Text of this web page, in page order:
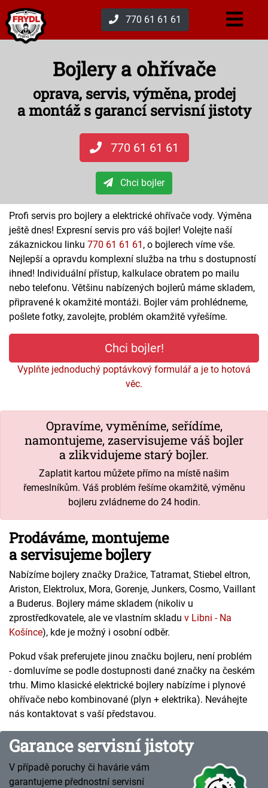
770 61 61 61
Bojlery a ohřívače
oprava, servis, výměna, prodej
a montáž s garancí servisní jistoty
770 61 61 61
Chci bojler
Profi servis pro bojlery a elektrické ohřívače vody. Výměna
ještě dnes! Expresní servis pro váš bojler! Volejte naší
zákaznickou linku 770 61 61 61 , o bojlerech víme vše.
Nejlepší a opravdu komplexní služba na trhu s dostupností
ihned! Individuální přístup, kalkulace obratem po mailu
nebo telefonu. Většinu nabízených bojlerů máme skladem,
připravené k okamžité montáži. Bojler vám prohlédneme,
pošlete fotky, zavolejte, problém okamžitě vyřešíme.
Chci bojler!
Vyplňte jednoduchý poptávkový formulář a je to hotová
věc.
Opravíme, vyměníme, seřídíme,
namontujeme, zaservisujeme váš bojler
a zlikvidujeme starý bojler.
Zaplatit kartou můžete přímo na místě našim
řemeslníkům. Váš problém řešíme okamžitě, výměnu
bojleru zvládneme do 24 hodin.
Prodáváme, montujeme
a servisujeme bojlery
Nabízíme bojlery značky Dražice, Tatramat, Stiebel eltron,
Ariston, Elektrolux, Mora, Gorenje, Junkers, Cosmo, Vaillant
a Buderus. Bojlery máme skladem (nikoliv u
zprostředkovatele, ale ve vlastním skladu v Libni - Na
Košínce), kde je možný i osobní odběr.
Pokud však preferujete jinou značku bojleru, není problém
- domluvíme se podle dostupnosti dané značky na českém
trhu. Mimo klasické elektrické bojlery nabízíme i plynové
ohřívače nebo kombinované (plyn + elektrika). Neváhejte
nás kontaktovat s vaší představou.
Garance servisní jistoty
V případě poruchy či havárie vám
garantujeme přednostní servisní